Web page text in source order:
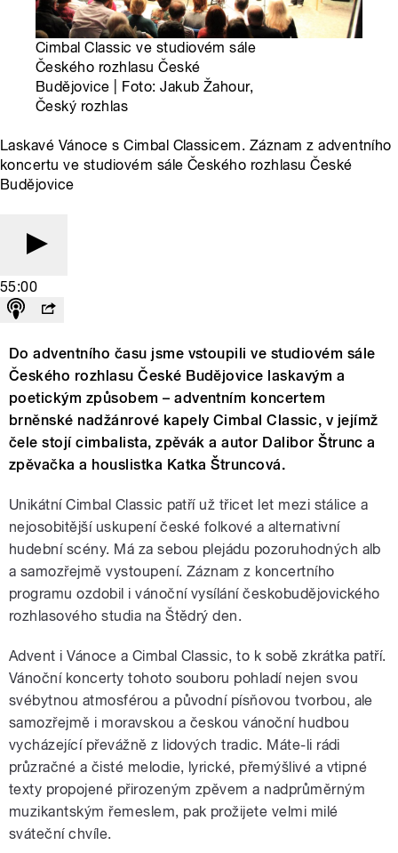
Cimbal Classic ve studiovém sále
Českého rozhlasu České
Budějovice | Foto: Jakub Žahour,
Český rozhlas
Laskavé Vánoce s Cimbal Classicem. Záznam z adventního
koncertu ve studiovém sále Českého rozhlasu České
Budějovice
55:00
Do adventního času jsme vstoupili ve studiovém sále
Českého rozhlasu České Budějovice laskavým a
poetickým způsobem – adventním koncertem
brněnské nadžánrové kapely Cimbal Classic, v jejímž
čele stojí cimbalista, zpěvák a autor Dalibor Štrunc a
zpěvačka a houslistka Katka Štruncová.
Unikátní Cimbal Classic patří už třicet let mezi stálice a
nejosobitější uskupení české folkové a alternativní
hudební scény. Má za sebou plejádu pozoruhodných alb
a samozřejmě vystoupení. Záznam z koncertního
programu ozdobil i vánoční vysílání českobudějovického
rozhlasového studia na Štědrý den.
Advent i Vánoce a Cimbal Classic, to k sobě zkrátka patří.
Vánoční koncerty tohoto souboru pohladí nejen svou
svébytnou atmosférou a původní písňovou tvorbou, ale
samozřejmě i moravskou a českou vánoční hudbou
vycházející převážně z lidových tradic. Máte-li rádi
průzračné a čisté melodie, lyrické, přemýšlivé a vtipné
texty propojené přirozeným zpěvem a nadprůměrným
muzikantským řemeslem, pak prožijete velmi milé
sváteční chvíle.